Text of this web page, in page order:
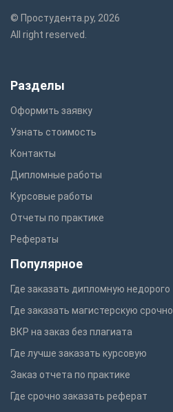
© Простудента.ру, 2026
All right reserved.
Разделы
Оформить заявку
Узнать стоимость
Контакты
Дипломные работы
Курсовые работы
Отчеты по практике
Рефераты
Популярное
Где заказать дипломную недорого
Где заказать магистерскую срочно
ВКР на заказ без плагиата
Где лучше заказать курсовую
Заказ отчета по практике
Где срочно заказать реферат